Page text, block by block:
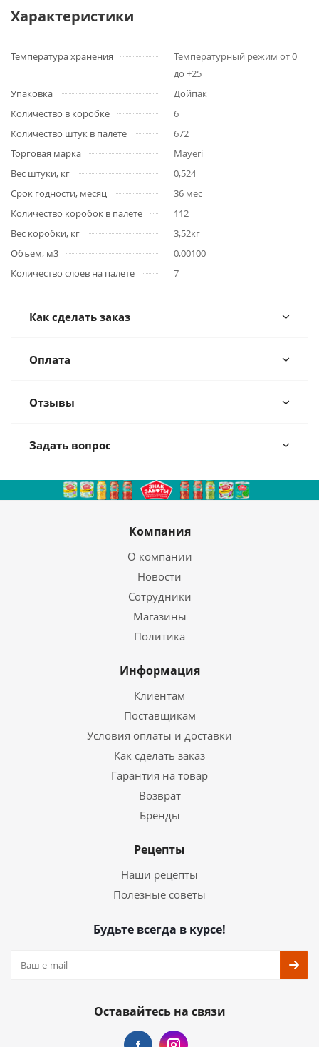
Характеристики
Температура хранения
Температурный режим от 0
до +25
Упаковка
Дойпак
Количество в коробке
6
Количество штук в палете
672
Торговая марка
Mayeri
Вес штуки, кг
0,524
Срок годности, месяц
36 мес
Количество коробок в палете
112
Вес коробки, кг
3,52кг
Объем, м3
0,00100
Количество слоев на палете
7
Как сделать заказ
Оплата
Отзывы
Задать вопрос
Компания
О компании
Новости
Сотрудники
Магазины
Политика
Информация
Клиентам
Поставщикам
Условия оплаты и доставки
Как сделать заказ
Гарантия на товар
Возврат
Бренды
Рецепты
Наши рецепты
Полезные советы
Будьте всегда в курсе!
Оставайтесь на связи